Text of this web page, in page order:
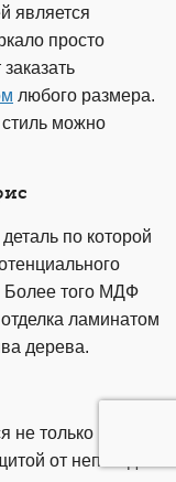
является
просто
любого размера.
можно
по которой
Более того МДФ
ламинатом
дерева.
не только
от непогоды.